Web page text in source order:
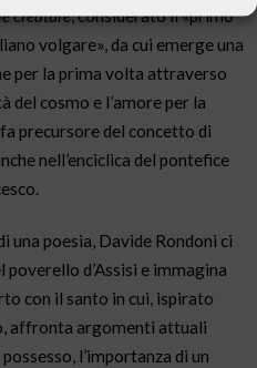
creature, considerato il «primo
volgare», da cui emerge una
per la prima volta attraverso
del cosmo e l’amore per la
precursore del concetto di
nell’enciclica del pontefice
una poesia, Davide Rondoni ci
d’Assisi e immagina
con il santo in cui, ispirato
affronta argomenti attuali
l’importanza di un